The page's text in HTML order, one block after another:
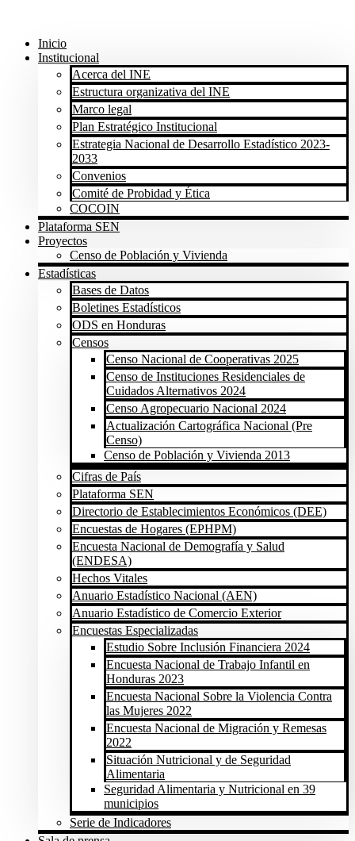
Inicio
Institucional
Acerca del INE
Estructura organizativa del INE
Marco legal
Plan Estratégico Institucional
Estrategia Nacional de Desarrollo Estadístico 2023-
2033
Convenios
Comité de Probidad y Ética
COCOIN
Plataforma SEN
Proyectos
Censo de Población y Vivienda
Estadísticas
Bases de Datos
Boletines Estadísticos
ODS en Honduras
Censos
Censo Nacional de Cooperativas 2025
Censo de Instituciones Residenciales de
Cuidados Alternativos 2024
Censo Agropecuario Nacional 2024
Actualización Cartográfica Nacional (Pre
Censo)
Censo de Población y Vivienda 2013
Cifras de País
Plataforma SEN
Directorio de Establecimientos Económicos (DEE)
Encuestas de Hogares (EPHPM)
Encuesta Nacional de Demografía y Salud
(ENDESA)
Hechos Vitales
Anuario Estadístico Nacional (AEN)
Anuario Estadístico de Comercio Exterior
Encuestas Especializadas
Estudio Sobre Inclusión Financiera 2024
Encuesta Nacional de Trabajo Infantil en
Honduras 2023
Encuesta Nacional Sobre la Violencia Contra
las Mujeres 2022
Encuesta Nacional de Migración y Remesas
2022
Situación Nutricional y de Seguridad
Alimentaria
Seguridad Alimentaria y Nutricional en 39
municipios
Serie de Indicadores